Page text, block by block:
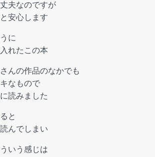
夫なのですが
安心します
に
れたこの本
んの作品のなかでも
なもので
読みました
と
んでしまい
いう感じは